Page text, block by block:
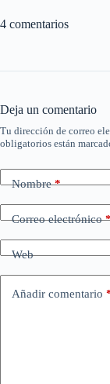
4 comentarios
Deja un comentario
Tu dirección de correo
obligatorios están
Nombre*
Correo electrónico
Web
Añadir comentario